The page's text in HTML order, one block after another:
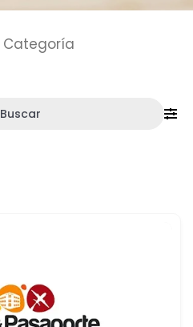
Categoría
Buscar